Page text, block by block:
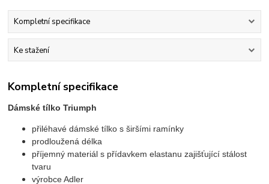
Kompletní specifikace
Ke stažení
Kompletní specifikace
Dámské tílko Triumph
přiléhavé dámské tílko s širšími ramínky
prodloužená délka
příjemný materiál s přídavkem elastanu zajišťující stálost
tvaru
výrobce Adler